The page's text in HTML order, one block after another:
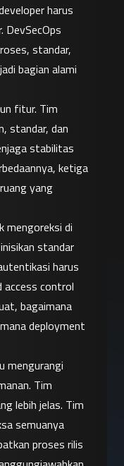
harus
DevSecOps
standar,
bagian alami
fitur. Tim
standar, dan
stabilitas
ketiga
yang
mengoreksi di
standar
harus
access control
bagaimana
deployment
mengurangi
Tim
lebih jelas. Tim
semuanya
proses rilis